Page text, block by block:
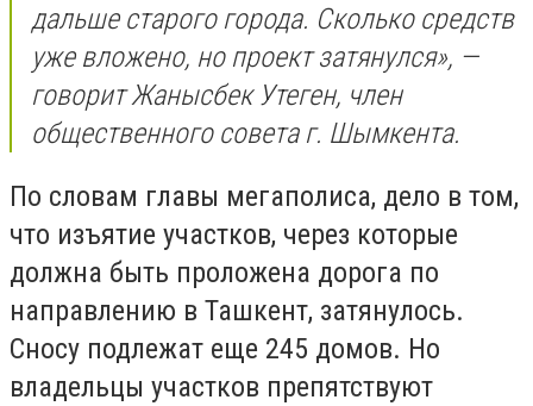
дальше старого города. Сколько средств
уже вложено, но проект затянулся», —
говорит Жанысбек Утеген, член
общественного совета г. Шымкента.
По словам главы мегаполиса, дело в том,
что изъятие участков, через которые
должна быть проложена дорога по
направлению в Ташкент, затянулось.
Сносу подлежат еще 245 домов. Но
владельцы участков препятствуют